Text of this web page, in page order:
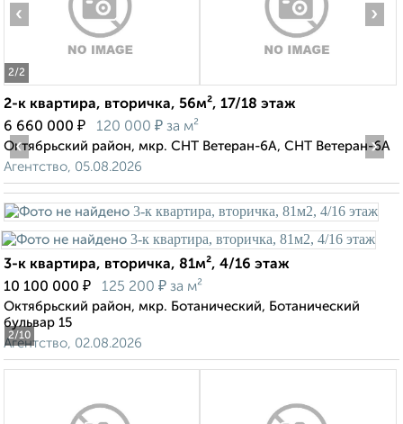
2/2
‹ ›
2-к квартира, вторичка, 56м², 17/18 этаж
6 660 000 ₽ 120 000 ₽ за м²
Октябрьский район, мкр. СНТ Ветеран-6А, СНТ Ветеран-6А
Агентство, 05.08.2026
2/10
‹ ›
3-к квартира, вторичка, 81м², 4/16 этаж
10 100 000 ₽ 125 200 ₽ за м²
Октябрьский район, мкр. Ботанический, Ботанический
бульвар 15
Агентство, 02.08.2026